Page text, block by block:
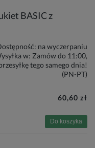
BASIC z
na wyczerpaniu
w: Zamów do 11:00,
tego samego dnia!
(PN-PT)
60,60 zł
Do koszyka